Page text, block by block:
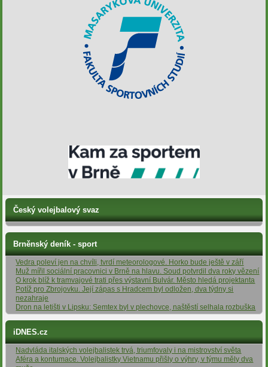
Český volejbalový svaz
Brněnský deník - sport
Vedra poleví jen na chvíli, tvrdí meteorologové. Horko bude ještě v září
Muž mířil sociální pracovnici v Brně na hlavu. Soud potvrdil dva roky vězení
O krok blíž k tramvajové trati přes výstavní Bulvár. Město hledá projektanta
Potíž pro Zbrojovku. Její zápas s Hradcem byl odložen, dva týdny si
nezahraje
Dron na letišti v Lipsku: Semtex byl v plechovce, naštěstí selhala rozbuška
iDNES.cz
Nadvláda italských volejbalistek trvá, triumfovaly i na mistrovství světa
Aféra a kontumace. Volejbalistky Vietnamu přišly o výhry, v týmu měly dva